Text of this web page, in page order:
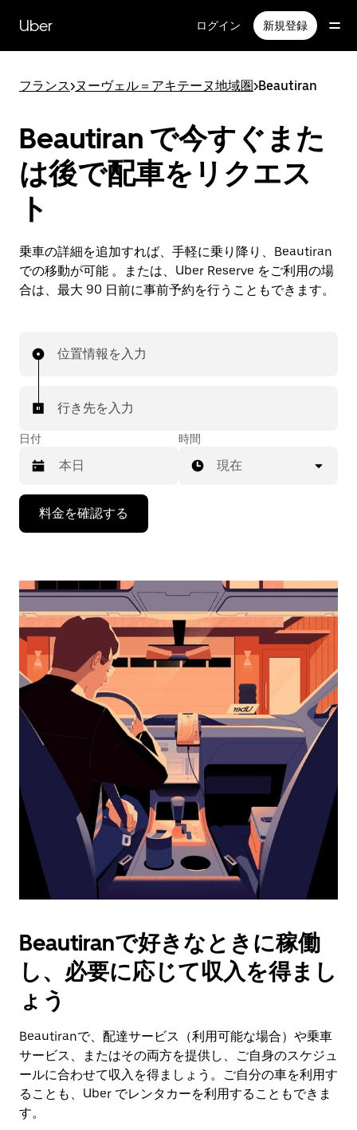
Uber ログイン 新規登録
フランス>ヌーヴェル＝アキテーヌ地域圏>Beautiran
Beautiran で今すぐまた
は後で配車をリクエス
ト
乗車の詳細を追加すれば、手軽に乗り降り、Beautiran
での移動が可能 。または、Uber Reserve をご利用の場
合は、最大 90 日前に事前予約を行うこともできます。
位置情報を入力
行き先を入力
日付
で
ン
ダ
ー
を
操
作
し、
を
選
択
す。
ン
で
カ
ン
ー
を
閉
じ
ま
す。
時間
現在
料金を確認する
Beautiranで好きなときに稼働
し、必要に応じて収入を得まし
ょう
Beautiranで、配達サービス（利用可能な場合）や乗車
サービス、またはその両方を提供し、ご自身のスケジュ
ールに合わせて収入を得ましょう。ご自分の車を利用す
ることも、Uber でレンタカーを利用することもできま
す。